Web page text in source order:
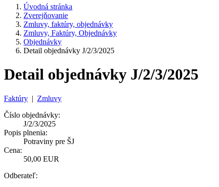
Úvodná stránka
Zverejňovanie
Zmluvy, faktúry, objednávky
Zmluvy, Faktúry, Objednávky
Objednávky
Detail objednávky J/2/3/2025
Detail objednávky J/2/3/2025
Faktúry | Zmluvy
Číslo objednávky:
J/2/3/2025
Popis plnenia:
Potraviny pre ŠJ
Cena:
50,00 EUR
Odberateľ: